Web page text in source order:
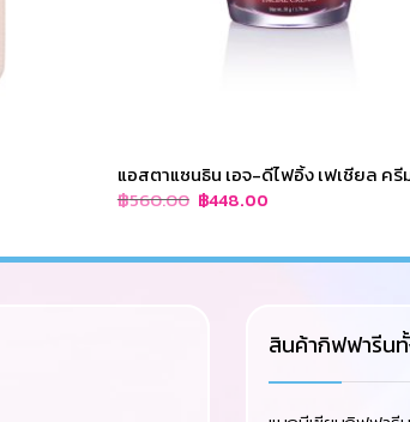
แอสตาแซนธิน เอจ-ดีไฟอิ้ง เฟเชียล ครี
฿560.00 Original
price
฿448.00
สินค้ากิฟฟารีน